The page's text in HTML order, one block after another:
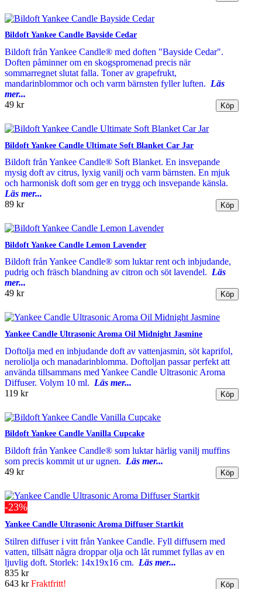
Bildoft Yankee Candle Bayside Cedar
Bildoft från Yankee Candle® med doften "Bayside Cedar".
Doften påminner om en skogspromenad precis när
sommarregnet slutat falla. Toner av grapefrukt,
mandarinblommor och och varm bärnsten fyller luften. Läs
mer...
49 kr
Bildoft Yankee Candle Ultimate Soft Blanket Car Jar
Bildoft från Yankee Candle® Soft Blanket. En insvepande
mysig doft av citrus, lyxig vanilj och varm bärnsten. En mjuk
och harmonisk doft som ger en trygg och insvepande känsla.
Läs mer...
89 kr
Bildoft Yankee Candle Lemon Lavender
Bildoft från Yankee Candle® som luktar rent och inbjudande,
pudrig och fräsch blandning av citron och söt lavendel. Läs
mer...
49 kr
Yankee Candle Ultrasonic Aroma Oil Midnight Jasmine
Doftolja med en inbjudande doft av vattenjasmin, söt kaprifol,
neroliolja och manadarinblomma. Doftoljan passar perfekt att
använda tillsammans med Yankee Candle Ultrasonic Aroma
Diffuser. Volym 10 ml. Läs mer...
119 kr
Bildoft Yankee Candle Vanilla Cupcake
Bildoft från Yankee Candle® som luktar härlig vanilj muffins
som precis kommit ut ur ugnen. Läs mer...
49 kr
-23%
Yankee Candle Ultrasonic Aroma Diffuser Startkit
Stilren diffuser i vitt från Yankee Candle. Fyll diffusern med
vatten, tillsätt några droppar olja och låt rummet fyllas av en
ljuvlig doft. Storlek: 14x19x16 cm. Läs mer...
835 kr
643 krFraktfritt!